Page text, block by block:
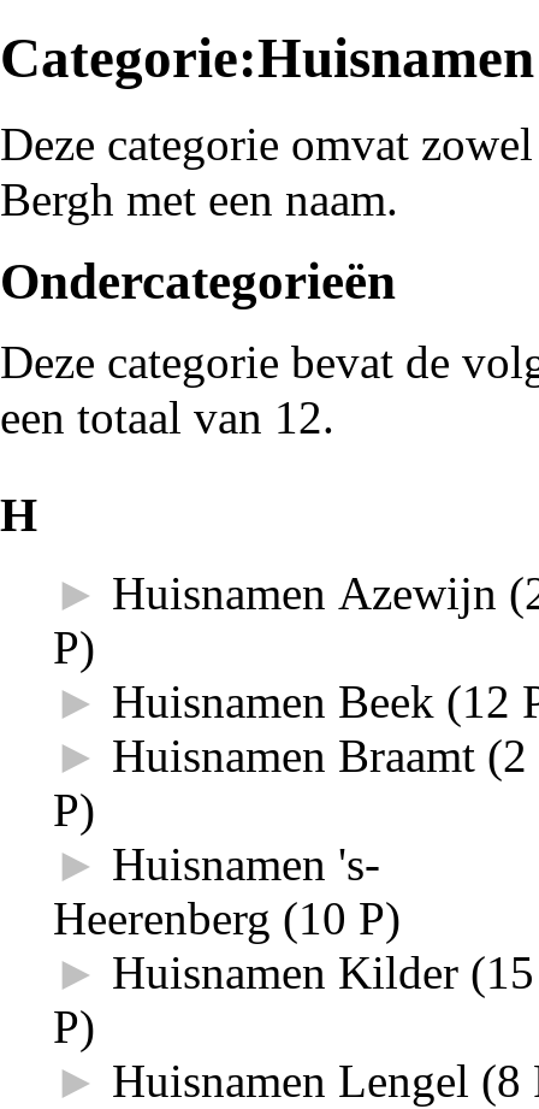
Categorie:Huisnamen
Deze categorie omvat
Bergh met een naam.
Ondercategorieën
Deze categorie bevat de
een totaal van 12.
H
► Huisnamen Azewijn
P)
► Huisnamen Beek (12
► Huisnamen Braamt (2
P)
► Huisnamen 's-
Heerenberg (10 P)
► Huisnamen Kilder (15
P)
► Huisnamen Lengel (8